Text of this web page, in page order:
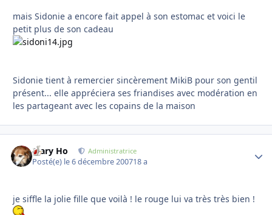
mais Sidonie a encore fait appel à son estomac et voici le
petit plus de son cadeau
Sidonie tient à remercier sincèrement MikiB pour son gentil
présent... elle appréciera ses friandises avec modération en
les partageant avec les copains de la maison
Mary Ho Administratrice
Posté(e) le 6 décembre 200718 a
je siffle la jolie fille que voilà ! le rouge lui va très très bien !